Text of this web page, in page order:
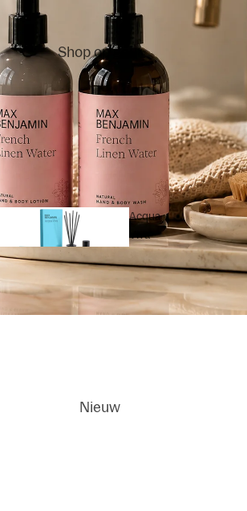
Geurstok
jes
Geurstokjes
Refills
Geurkaar
sen
Shop op geur
Acqua
Viva
Nieuw